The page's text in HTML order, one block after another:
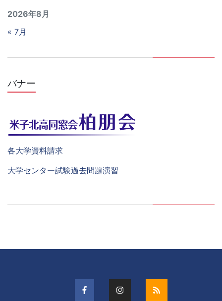
2026年8月
« 7月
バナー
各大学資料請求
大学センター試験過去問題演習